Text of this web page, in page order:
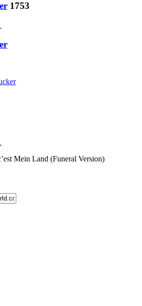
1753
Mein Land (Funeral Version)